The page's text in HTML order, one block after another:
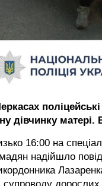
дівчинку
16:00 на
надійшло
супроводу дорослих.